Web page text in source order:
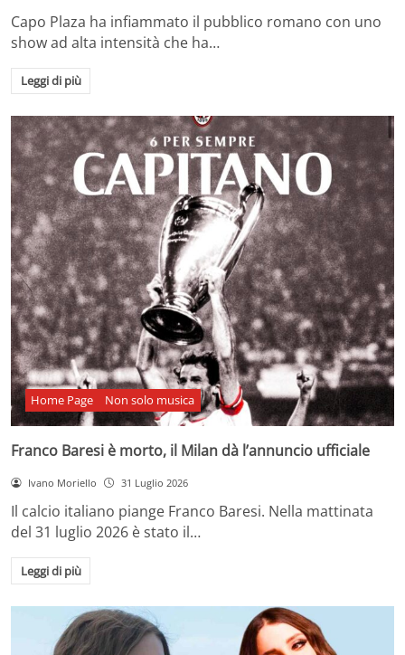
Capo Plaza ha infiammato il pubblico romano con uno
show ad alta intensità che ha…
Leggi di più
Home Page Non solo musica
Franco Baresi è morto, il Milan dà l’annuncio ufficiale
Ivano Moriello 31 Luglio 2026
Il calcio italiano piange Franco Baresi. Nella mattinata
del 31 luglio 2026 è stato il…
Leggi di più